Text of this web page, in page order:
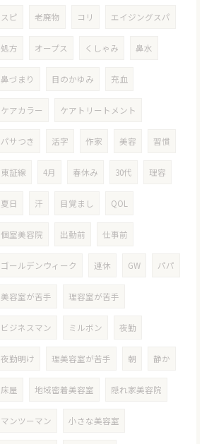
スピ 老廃物 コリ エイジングスパ
処方 オープス くしゃみ 鼻水
鼻づまり 目のかゆみ 充血
ケアカラー ケアトリートメント
パサつき 活字 作家 美容 習慣
東証線 4月 春休み 30代 理容
夏日 汗 目覚まし QOL
個室美容院 出勤前 仕事前
ゴールデンウィーク 連休 GW パパ
美容室が苦手 理容室が苦手
ビジネスマン ミルボン 夜勤
夜勤明け 理美容室が苦手 朝 静か
床屋 地域密着美容室 隠れ家美容院
マンツーマン 小さな美容室